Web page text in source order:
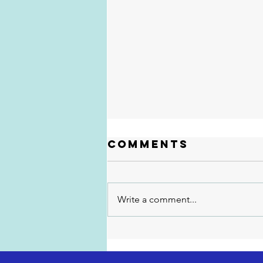
Autonomia
Comments
Write a comment...